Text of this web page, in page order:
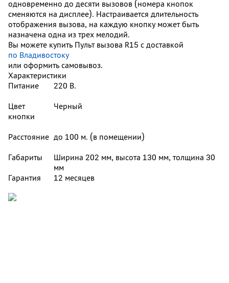
одновременно до десяти вызовов (номера кнопок
сменяются на дисплее). Настраивается длительность
отображения вызова, на каждую кнопку может быть
назначена одна из трех мелодий.
Вы можете купить Пульт вызова R15 с доставкой
по Владивостоку
или оформить самовывоз.
Характеристики
Питание
220 В.
Цвет
кнопки
Черный
Расстояние до 100 м. (в помещении)
Габариты
Ширина 202 мм, высота 130 мм, толщина 30
мм
Гарантия
12 месяцев